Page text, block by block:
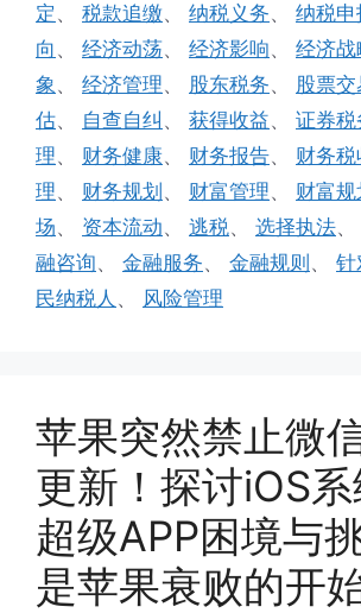
定 、 税款追缴、 纳税义务、 纳税申
向 、 经济动荡、 经济影响、 经济战
象、 经济管理、 股东税务、 股票交
估、 自查自纠 、 获得收益、 证券税
理、 财务健康、 财务报告、 财务税
理、 财务规划 、 财富管理、 财富规
场、 资本流动、 逃税、 选择执法、
融咨询、 金融服务、 金融规则 、 针
民纳税人 、 风险管理
苹果突然禁止微
更新！探讨iOS
超级APP困境与
是苹果衰败的开